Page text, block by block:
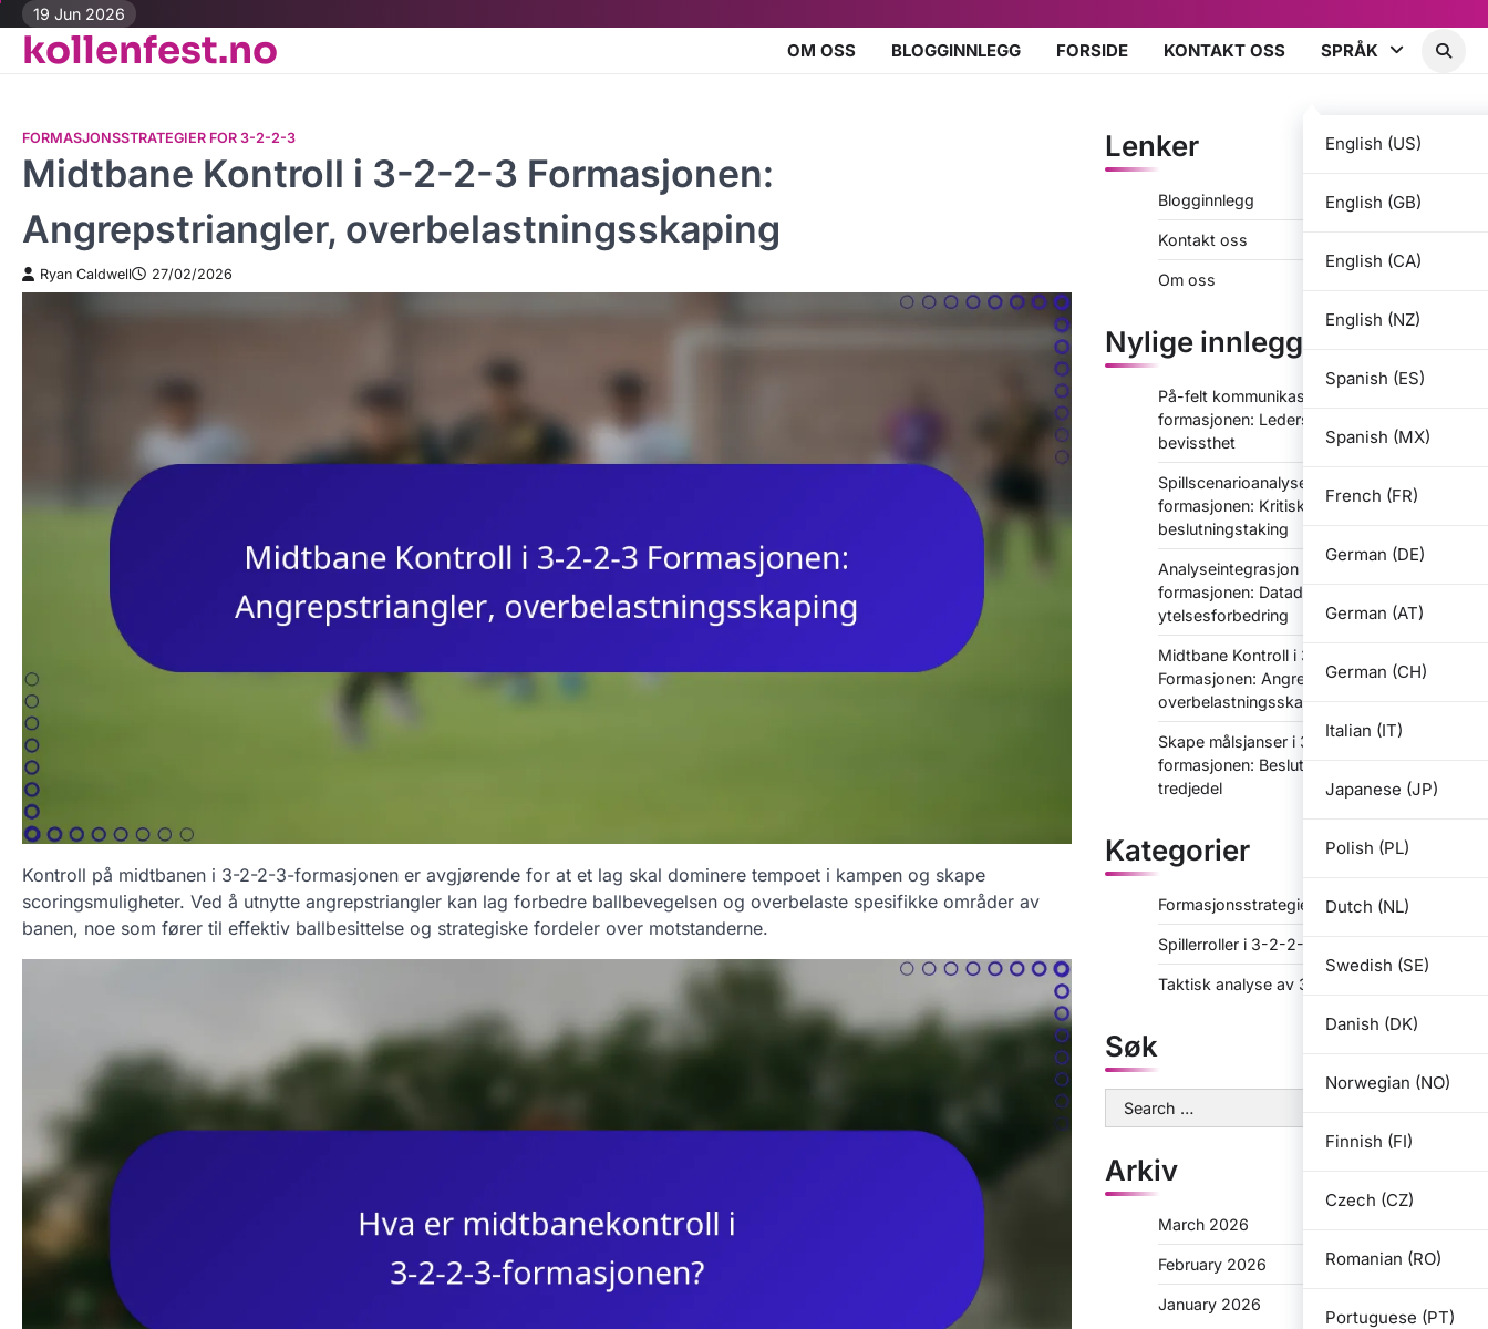
Skip
content
19 Jun 2026
kollenfest.no OM OSS BLOGGINNLEGG FORSIDE KONTAKT OSS SPRÅK
English (US)
English (GB)
English (CA)
English (NZ)
Spanish (ES)
Spanish (MX)
French (FR)
German (DE)
German (AT)
German (CH)
Italian (IT)
Japanese (JP)
Polish (PL)
Dutch (NL)
Swedish (SE)
Danish (DK)
Norwegian (NO)
Finnish (FI)
Czech (CZ)
Romanian (RO)
Portuguese (PT)
FORMASJONSSTRATEGIER FOR 3-2-2-3
Midtbane Kontroll i 3-2-2-3 Formasjonen:
Angrepstriangler, overbelastningsskaping
Ryan Caldwell 27/02/2026
Kontroll på midtbanen i 3-2-2-3-formasjonen er avgjørende for at et lag skal dominere tempoet i kampen og skape
scoringsmuligheter. Ved å utnytte angrepstriangler kan lag forbedre ballbevegelsen og overbelaste spesifikke områder av
banen, noe som fører til effektiv ballbesittelse og strategiske fordeler over motstanderne.
Lenker
Blogginnlegg
Kontakt oss
Om oss
Nylige innlegg
På-felt kommunikasjon i 3-2-2-3
formasjonen: Lederskap, taktisk
bevissthet
Spillscenarioanalyse i 3-2-2-3-
formasjonen: Kritiske øyeblikk,
beslutningstaking
Analyseintegrasjon i 3-2-2-3-
formasjonen: Datadrevet
ytelsesforbedring
Midtbane Kontroll i 3-2-2-3
Formasjonen: Angrepstriangler,
overbelastningsskaping
Skape målsjanser i 3-2-2-3-
formasjonen: Beslutningstaking i det siste
tredjedel
Kategorier
Formasjonsstrategier for 3-2-2-3
Spillerroller i 3-2-2-3
Taktisk analyse av 3-2-2-3
Søk
Search
for:
Arkiv
March 2026
February 2026
January 2026